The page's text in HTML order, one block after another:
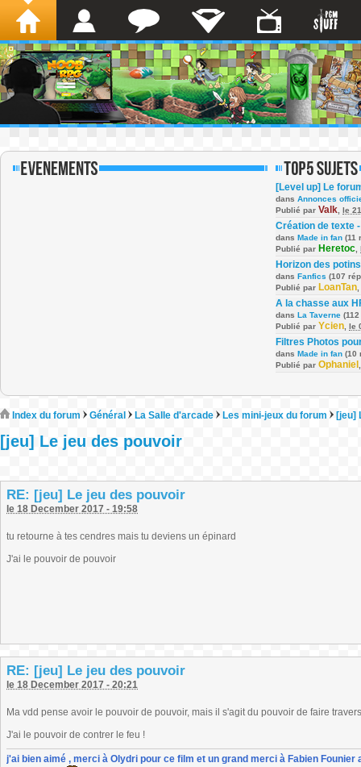
[Level up] Le
dans Annonces
Publié par Valk le
Création de texte
dans Made in fan (11
Publié par Heretoc
Horizon des potins
dans Fanfics (107
Publié par LoanTan
A la chasse aux
dans La Taverne
Publié par Ycien le
Filtres Photos
dans Made in fan (10
Publié par Ophaniel
Index du forum Général La Salle d'arcade Les mini-jeux du forum [jeu]
[jeu] Le jeu des pouvoir
RE: [jeu] Le jeu des pouvoir
le 18 December 2017 - 19:58
tu retourne à tes cendres mais tu deviens un épinard
J'ai le pouvoir de pouvoir
RE: [jeu] Le jeu des pouvoir
le 18 December 2017 - 20:21
Ma vdd pense avoir le pouvoir de pouvoir, mais il s'agit du pouvoir de faire
J'ai le pouvoir de contrer le feu !
j'ai bien aimé , merci à Olydri pour ce film et un grand merci à Fabien